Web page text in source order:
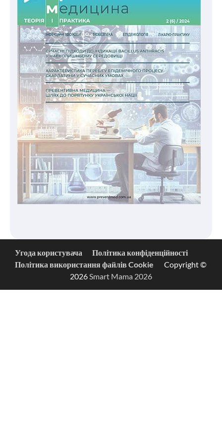
Угода користувача
Політика конфіденційності
Політика використання файлів Cookie
Copyright ©
2026Smart Mama 2026